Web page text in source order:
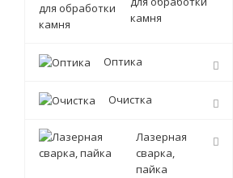
камня
Оптика
Очистка
Лазерная
сварка,
пайка